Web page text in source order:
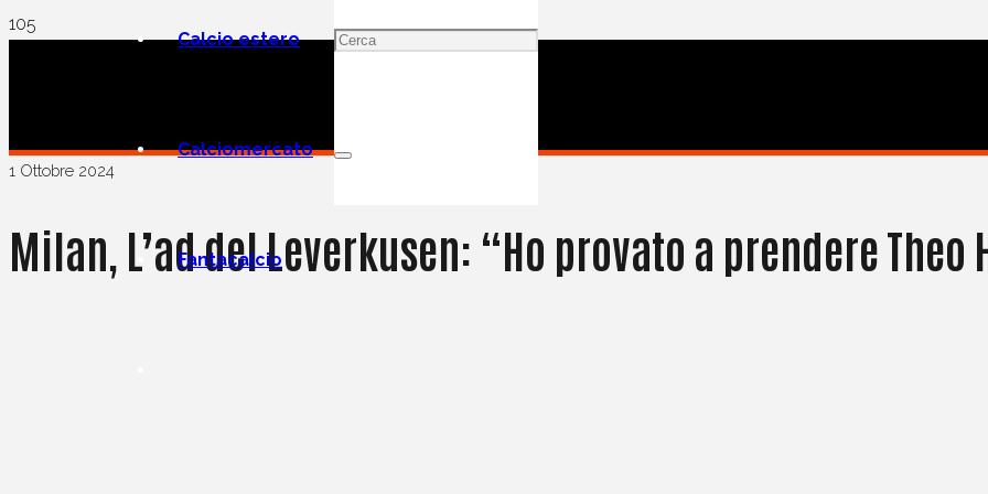
Calcio estero
Calciomercato
Fantacalcio
1 Ottobre 2024
Milan, L’ad del Leverkusen: “Ho provato a prendere Theo